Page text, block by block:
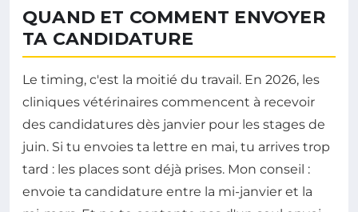
QUAND ET COMMENT ENVOYER
TA CANDIDATURE
Le timing, c'est la moitié du travail. En 2026, les
cliniques vétérinaires commencent à recevoir
des candidatures dès janvier pour les stages de
juin. Si tu envoies ta lettre en mai, tu arrives trop
tard : les places sont déjà prises. Mon conseil :
envoie ta candidature entre la mi-janvier et la